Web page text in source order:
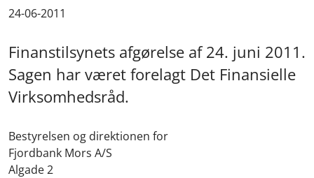
24-06-2011
Finanstilsynets afgørelse af 24. juni 2011.
Sagen har været forelagt Det Finansielle
Virksomhedsråd.
Bestyrelsen og direktionen for
Fjordbank Mors A/S
Algade 2